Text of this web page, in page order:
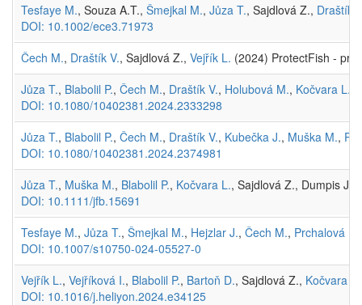
Tesfaye M., Souza A.T., Šmejkal M., Jůza T., Sajdlová Z., Draštík
DOI: 10.1002/ece3.71973
Čech M., Draštík V., Sajdlová Z., Vejřík L. (2024) ProtectFish -
Jůza T., Blabolil P., Čech M., Draštík V., Holubová M., Kočvara L.
DOI: 10.1080/10402381.2024.2333298
Jůza T., Blabolil P., Čech M., Draštík V., Kubečka J., Muška M.,
DOI: 10.1080/10402381.2024.2374981
Jůza T., Muška M., Blabolil P., Kočvara L., Sajdlová Z., Dumpis
DOI: 10.1111/jfb.15691
Tesfaye M., Jůza T., Šmejkal M., Hejzlar J., Čech M., Prchalová M.
DOI: 10.1007/s10750-024-05527-0
Vejřík L., Vejříková I., Blabolil P., Bartoň D., Sajdlová Z., Kočvara L.
DOI: 10.1016/j.heliyon.2024.e34125